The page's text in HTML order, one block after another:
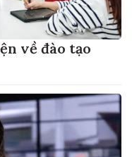
về đào tạo